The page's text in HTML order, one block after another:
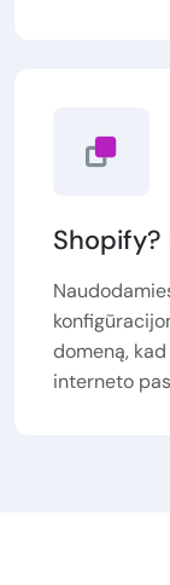
Shopify?
domeną,
interneto